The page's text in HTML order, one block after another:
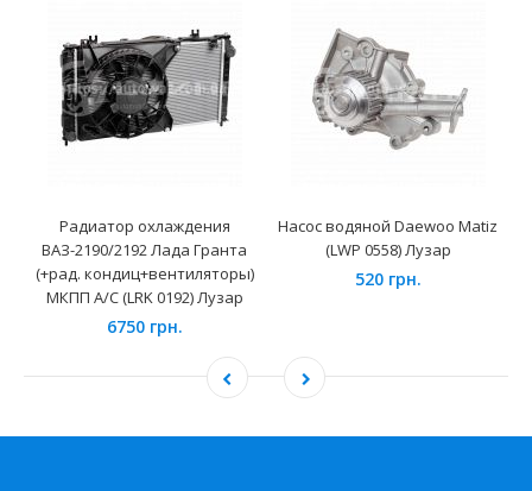
Радиатор охлаждения
ВАЗ-2190/2192 Лада Гранта
(+рад. кондиц+вентиляторы)
МКПП А/С (LRK 0192) Лузар
6750 грн.
Насос водяной Daewoo Мatiz
(LWP 0558) Лузар
520 грн.